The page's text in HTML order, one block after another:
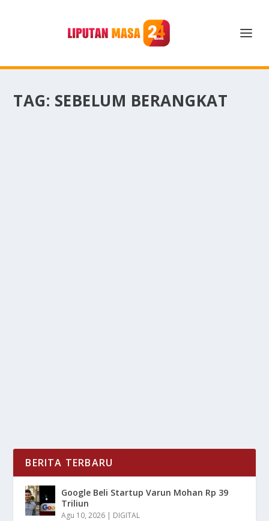
TAG: SEBELUM BERANGKAT
BERITA TERBARU
Google Beli Startup Varun Mohan Rp 39
Triliun
Agu 10, 2026 | DIGITAL